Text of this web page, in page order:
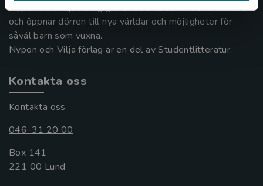
Nypon och Vilja förlag ger ut böcker som väcker läslust
och öppnar dörren till nya världar och möjligheter för
såväl barn som vuxna.
Nypon och Vilja förlag är en del av Studentlitteratur.
Kontakta oss
Kontakta oss
046-31 20 00
Box 141
221 00 Lund